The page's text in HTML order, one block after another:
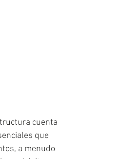
cuenta
que
a menudo